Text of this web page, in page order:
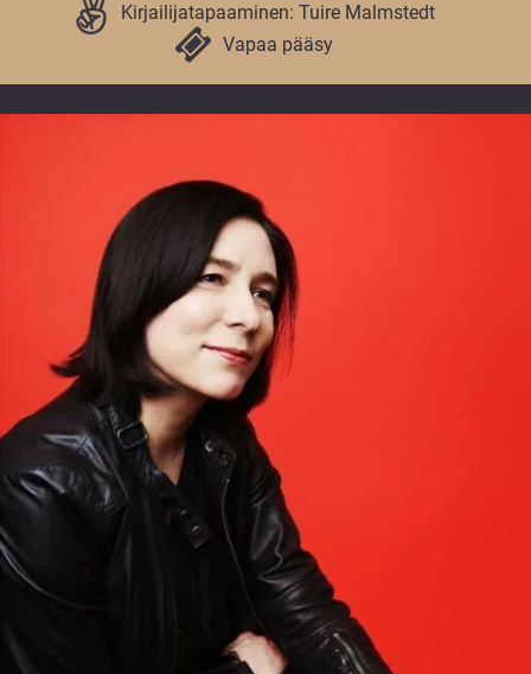
Kirjailijatapaaminen: Tuire Malmstedt
Vapaa pääsy